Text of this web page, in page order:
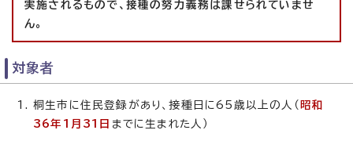
実施されるもので、接種の努力義務は課せられていませ
ん。
対象者
桐生市に住民登録があり、接種日に65歳以上の人（ 昭和
36年1月31日 までに生まれた人）